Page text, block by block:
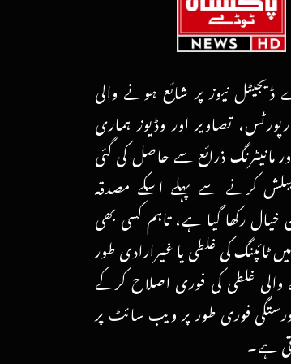
ڈیجیٹل نیوز پر شائع ہونے والی
تصاویر اور وڈیوز ہماری
مانیٹرنگ ذرائع سے حاصل کی گئی
کرنے سے پہلے اسکے مصدقہ
خیال رکھا گیا ہے، تاہم کسی بھی
ٹائپنگ کی غلطی یا غیرارادی طور
غلطی کی فوری اصلاح کرکے
درستگی فوری طور پر ویب سائٹ پر
ہے۔